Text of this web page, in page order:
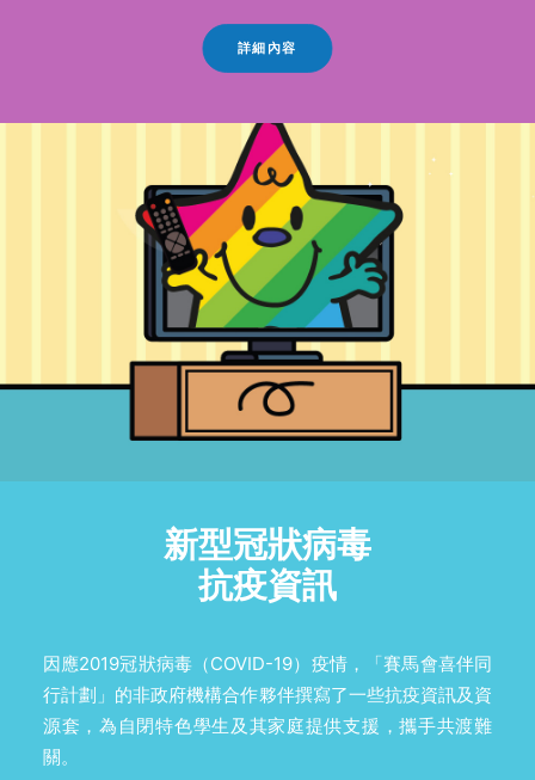
詳細內容
新型冠狀病毒
抗疫資訊
因應2019冠狀病毒（COVID-19）疫情，「賽馬會喜伴同
行計劃」的非政府機構合作夥伴撰寫了一些抗疫資訊及資
源套，為自閉特色學生及其家庭提供支援，攜手共渡難
關。